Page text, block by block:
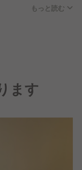
もっと読む
ます